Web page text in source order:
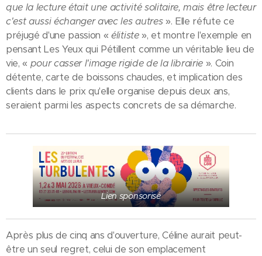
que la lecture était une activité solitaire, mais être lecteur
c'est aussi échanger avec les autres». Elle réfute ce
préjugé d'une passion «élitiste», et montre l'exemple en
pensant Les Yeux qui Pétillent comme un véritable lieu de
vie, « pour casser l'image rigide de la librairie». Coin
détente, carte de boissons chaudes, et implication des
clients dans le prix qu'elle organise depuis deux ans,
seraient parmi les aspects concrets de sa démarche.
Lien sponsorisé
Après plus de cinq ans d'ouverture, Céline aurait peut-
être un seul regret, celui de son emplacement